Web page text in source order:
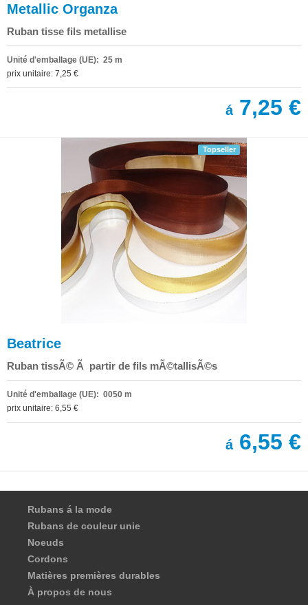
Metallic Organza
Ruban tisse fils metallise
Unité d'emballage (UE): 25 m
prix unitaire: 7,25 €
á7,25 €
Topseller
Beatrice
Ruban tissÃ© Ã partir de fils mÃ©tallisÃ©s
Unité d'emballage (UE): 0050 m
prix unitaire: 6,55 €
á6,55 €
Rubans á la mode
Rubans de couleur unie
Noeuds
Cordons
Matières premières durables
À propos de nous